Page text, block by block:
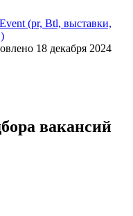
(pr, Btl, выставки,
18 декабря 2024
вакансий